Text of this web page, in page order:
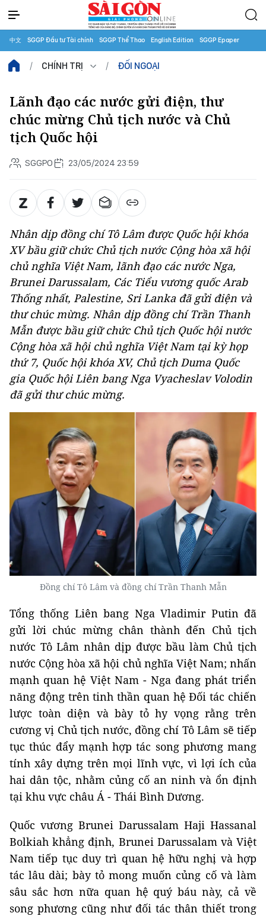
中文 SGGP Đầu tư Tài chính SGGP Thể Thao English Edition SGGP Epaper
CHÍNH TRỊ ĐỐI NGOẠI
Lãnh đạo các nước gửi điện, thư
chúc mừng Chủ tịch nước và Chủ
tịch Quốc hội
SGGPO 23/05/2024 23:59
Nhân dịp đồng chí Tô Lâm được Quốc hội khóa
XV bầu giữ chức Chủ tịch nước Cộng hòa xã hội
chủ nghĩa Việt Nam, lãnh đạo các nước Nga,
Brunei Darussalam, Các Tiểu vương quốc Arab
Thống nhất, Palestine, Sri Lanka đã gửi điện và
thư chúc mừng. Nhân dịp đồng chí Trần Thanh
Mẫn được bầu giữ chức Chủ tịch Quốc hội nước
Cộng hòa xã hội chủ nghĩa Việt Nam tại kỳ họp
thứ 7, Quốc hội khóa XV, Chủ tịch Duma Quốc
gia Quốc hội Liên bang Nga Vyacheslav Volodin
đã gửi thư chúc mừng.
Đồng chí Tô Lâm và đồng chí Trần Thanh Mẫn
Tổng thống Liên bang Nga Vladimir Putin đã
gửi lời chúc mừng chân thành đến Chủ tịch
nước Tô Lâm nhân dịp được bầu làm Chủ tịch
nước Cộng hòa xã hội chủ nghĩa Việt Nam; nhấn
mạnh quan hệ Việt Nam - Nga đang phát triển
năng động trên tinh thần quan hệ Đối tác chiến
lược toàn diện và bày tỏ hy vọng rằng trên
cương vị Chủ tịch nước, đồng chí Tô Lâm sẽ tiếp
tục thúc đẩy mạnh hợp tác song phương mang
tính xây dựng trên mọi lĩnh vực, vì lợi ích của
hai dân tộc, nhằm củng cố an ninh và ổn định
tại khu vực châu Á - Thái Bình Dương.
Quốc vương Brunei Darussalam Haji Hassanal
Bolkiah khẳng định, Brunei Darussalam và Việt
Nam tiếp tục duy trì quan hệ hữu nghị và hợp
tác lâu dài; bày tỏ mong muốn củng cố và làm
sâu sắc hơn nữa quan hệ quý báu này, cả về
song phương cũng như đối tác thân thiết trong